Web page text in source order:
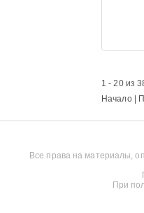
1 - 20 из
Начало |
Все права на материалы,
При